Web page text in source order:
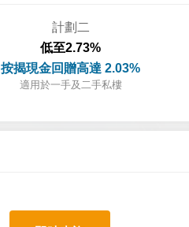
計劃二
低至2.73%
按揭現金回贈高達 2.03%
適用於一手及二手私樓